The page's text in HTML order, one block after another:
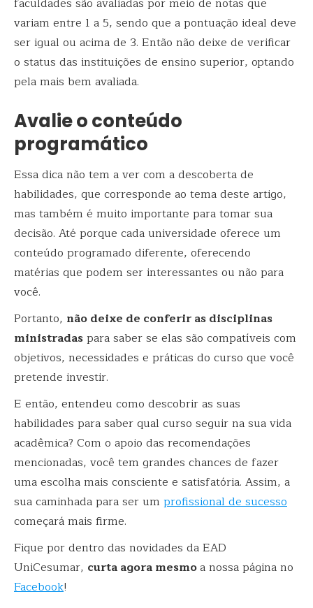
faculdades são avaliadas por meio de notas que
variam entre 1 a 5, sendo que a pontuação ideal deve
ser igual ou acima de 3. Então não deixe de verificar
o status das instituições de ensino superior, optando
pela mais bem avaliada.
Avalie o conteúdo
programático
Essa dica não tem a ver com a descoberta de
habilidades, que corresponde ao tema deste artigo,
mas também é muito importante para tomar sua
decisão. Até porque cada universidade oferece um
conteúdo programado diferente, oferecendo
matérias que podem ser interessantes ou não para
você.
Portanto, não deixe de conferir as disciplinas
ministradaspara saber se elas são compatíveis com
objetivos, necessidades e práticas do curso que você
pretende investir.
E então, entendeu como descobrir as suas
habilidades para saber qual curso seguir na sua vida
acadêmica? Com o apoio das recomendações
mencionadas, você tem grandes chances de fazer
uma escolha mais consciente e satisfatória. Assim, a
sua caminhada para ser um profissional de sucesso
começará mais firme.
Fique por dentro das novidades da EAD
UniCesumar, curta agora mesmoa nossa página no
Facebook!